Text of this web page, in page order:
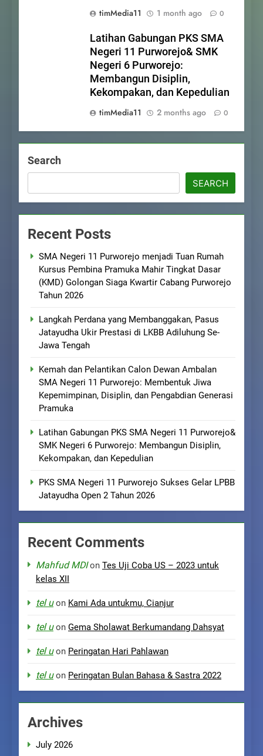
timMedia11
1 month ago 0
Latihan Gabungan PKS SMA
Negeri 11 Purworejo& SMK
Negeri 6 Purworejo:
Membangun Disiplin,
Kekompakan, dan Kepedulian
timMedia11
2 months ago 0
Search
SEARCH
Recent Posts
SMA Negeri 11 Purworejo menjadi Tuan Rumah
Kursus Pembina Pramuka Mahir Tingkat Dasar
(KMD) Golongan Siaga Kwartir Cabang Purworejo
Tahun 2026
Langkah Perdana yang Membanggakan, Pasus
Jatayudha Ukir Prestasi di LKBB Adiluhung Se-
Jawa Tengah
Kemah dan Pelantikan Calon Dewan Ambalan
SMA Negeri 11 Purworejo: Membentuk Jiwa
Kepemimpinan, Disiplin, dan Pengabdian Generasi
Pramuka
Latihan Gabungan PKS SMA Negeri 11 Purworejo&
SMK Negeri 6 Purworejo: Membangun Disiplin,
Kekompakan, dan Kepedulian
PKS SMA Negeri 11 Purworejo Sukses Gelar LPBB
Jatayudha Open 2 Tahun 2026
Recent Comments
Mahfud MDIon Tes Uji Coba US – 2023 untuk
kelas XII
tel uon Kami Ada untukmu, Cianjur
tel uon Gema Sholawat Berkumandang Dahsyat
tel uon Peringatan Hari Pahlawan
tel uon Peringatan Bulan Bahasa & Sastra 2022
Archives
July 2026